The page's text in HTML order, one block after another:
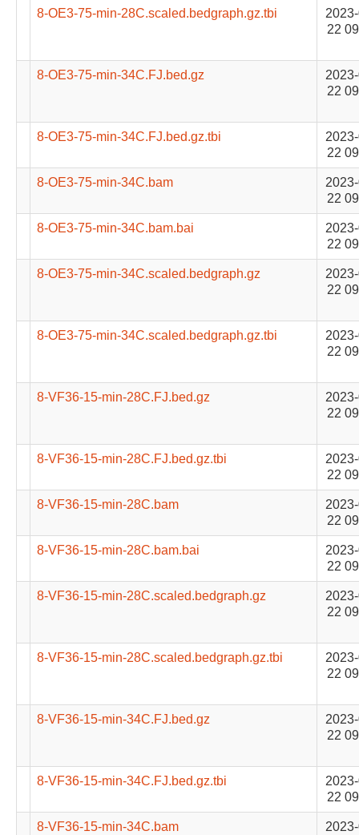
8-OE3-75-min-28C.scaled.bedgraph.gz.tbi
22
8-OE3-75-min-34C.FJ.bed.gz
22
8-OE3-75-min-34C.FJ.bed.gz.tbi
22
8-OE3-75-min-34C.bam
22
8-OE3-75-min-34C.bam.bai
22
8-OE3-75-min-34C.scaled.bedgraph.gz
22
8-OE3-75-min-34C.scaled.bedgraph.gz.tbi
22
8-VF36-15-min-28C.FJ.bed.gz
22
8-VF36-15-min-28C.FJ.bed.gz.tbi
22
8-VF36-15-min-28C.bam
22
8-VF36-15-min-28C.bam.bai
22
8-VF36-15-min-28C.scaled.bedgraph.gz
22
8-VF36-15-min-28C.scaled.bedgraph.gz.tbi
22
8-VF36-15-min-34C.FJ.bed.gz
22
8-VF36-15-min-34C.FJ.bed.gz.tbi
22
8-VF36-15-min-34C.bam